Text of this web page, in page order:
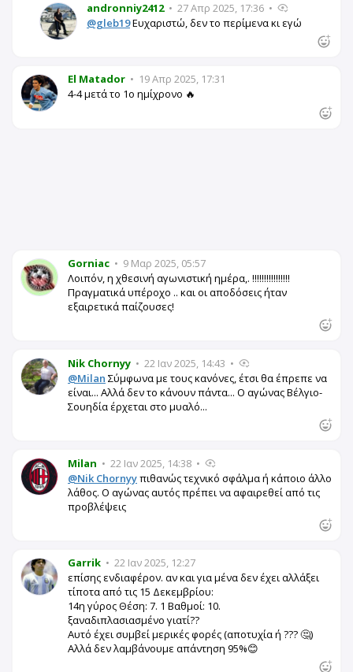
andronniy2412 • 27 Απρ 2025, 17:36 •
@gleb19Ευχαριστώ, δεν το περίμενα κι εγώ
El Matador • 19 Απρ 2025, 17:31
4-4 μετά το 1ο ημίχρονο 🔥
Gorniac • 9 Μαρ 2025, 05:57
Λοιπόν, η χθεσινή αγωνιστική ημέρα,. !!!!!!!!!!!!!!!!
Πραγματικά υπέροχο .. και οι αποδόσεις ήταν
εξαιρετικά παίζουσες!
Nik Chornyy • 22 Ιαν 2025, 14:43 •
@Milan Σύμφωνα με τους κανόνες, έτσι θα έπρεπε να
είναι... Αλλά δεν το κάνουν πάντα... Ο αγώνας Βέλγιο-
Σουηδία έρχεται στο μυαλό...
Milan • 22 Ιαν 2025, 14:38 •
@Nik Chornyyπιθανώς τεχνικό σφάλμα ή κάποιο άλλο
λάθος. Ο αγώνας αυτός πρέπει να αφαιρεθεί από τις
προβλέψεις
Garrik • 22 Ιαν 2025, 12:27
επίσης ενδιαφέρον. αν και για μένα δεν έχει αλλάξει
τίποτα από τις 15 Δεκεμβρίου:
14η γύρος Θέση: 7. 1 Βαθμοί: 10.
ξαναδιπλασιασμένο γιατί??
Αυτό έχει συμβεί μερικές φορές (αποτυχία ή ??? 🤔)
Αλλά δεν λαμβάνουμε απάντηση 95%😊